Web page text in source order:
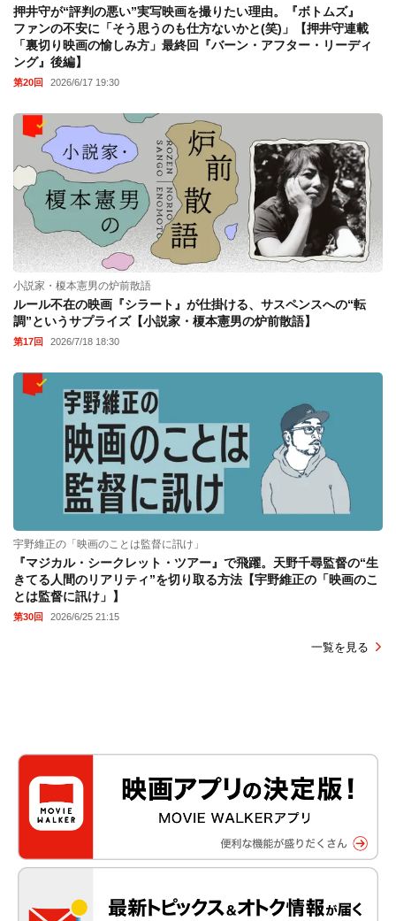
押井守が“評判の悪い”実写映画を撮りたい理由。『ボトムズ』
ファンの不安に「そう思うのも仕方ないかと(笑)」【押井守連載
「裏切り映画の愉しみ方」最終回『バーン・アフター・リーディ
ング』後編】
第20回 2026/6/17 19:30
小説家・榎本憲男の炉前散語
ルール不在の映画『シラート』が仕掛ける、サスペンスへの“転
調”というサプライズ【小説家・榎本憲男の炉前散語】
第17回 2026/7/18 18:30
宇野維正の「映画のことは監督に訊け」
『マジカル・シークレット・ツアー』で飛躍。天野千尋監督の“生
きてる人間のリアリティ”を切り取る方法【宇野維正の「映画のこ
とは監督に訊け」】
第30回 2026/6/25 21:15
一覧を見る